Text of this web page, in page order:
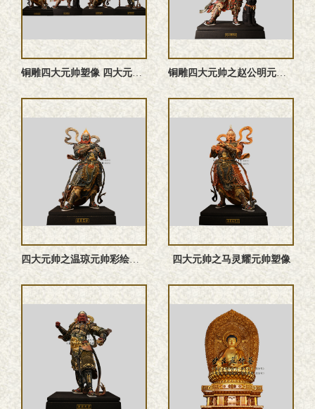
铜雕四大元帅塑像 四大元帅雕塑 四大元帅神像 铜雕四大元帅之赵公明元帅塑像
四大元帅之温琼元帅‌彩绘神像 四大元帅之马灵耀元帅塑像